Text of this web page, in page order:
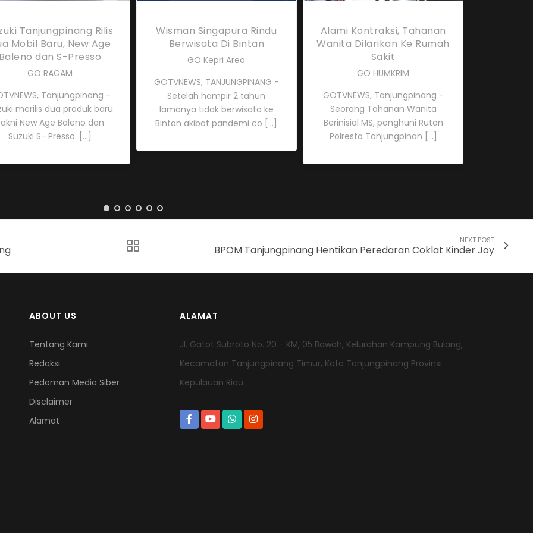
Tanjungpinang Rilis
Mobil Baru, New Age
Baleno dan S-Presso
GO RAGAM
Tanjungpinang -
merilis dua produk baru
New Age Baleno dan
Suzuki S- Presso. [...]
Wisman Singapura Rindu
Berwisata Di Bintan
GO Kepri Area
GOTVNEWS, TANJUNGPINANG -
Setelah hampir 2 tahun
lamanya tidak berwisata ke
Bintan akibat pandemi co [...]
Alami Kontraksi, Tahanan
Wanita Dilarikan Ke Rumah
Sakit
GO HUMKRIM
GOTVNEWS, Tanjungpinang -
Seorang Tahanan Wanita
Berinisial MS, penghuni Rutan
Polresta Tanjungpinan [...]
NEXT POST
BPOM Tanjungpinang Hentikan Peredaran Coklat Kinder Joy
ABOUT US
Tentang Kami
Redaksi
Pedoman Media Siber
Disclaimer
Alamat
ALAMAT
Jl. Gatot Subroto No. 20 - KM, 05 Bawah, Kelurahan Kampung Bulang,
Kecamatan Tanjungpinang Timur, Kota Tanjungpinang Provinsi
Kepulauan Riau